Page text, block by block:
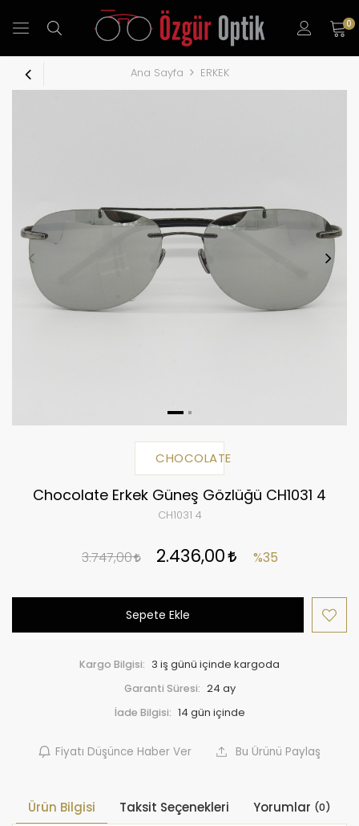
0
Ana Sayfa ERKEK
CHOCOLATE
Chocolate Erkek Güneş Gözlüğü CH1031 4
CH1031 4
3.747,00 2.436,00 %35
Sepete Ekle
Kargo Bilgisi: 3 iş günü içinde kargoda
Garanti Süresi: 24 ay
İade Bilgisi:
Fiyatı Düşünce Haber Ver Bu Ürünü Paylaş
Ürün Bilgisi Taksit Seçenekleri Yorumlar (0)